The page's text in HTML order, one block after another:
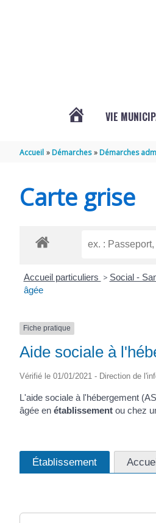
VIE
Accueil Démarches Démarches
Carte grise
Accueil particuliers > Social -
âgée
Fiche pratique
Aide sociale à
Vérifié le 01/01/2021 - Direction de
L'aide sociale à l'hébergement
âgée en établissement ou chez
Établissement